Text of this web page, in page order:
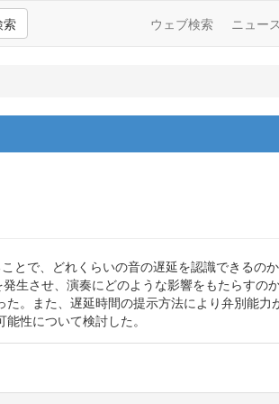
索 ウェブ検索 ニュー
とで、どれくらいの音の遅延を認識できるの
生させ、演奏にどのような影響をもたらすの
。また、遅延時間の提示方法により弁別能力
性について検討した。